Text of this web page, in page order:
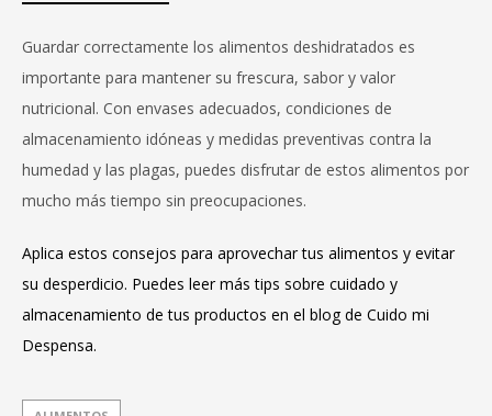
Guardar correctamente los alimentos deshidratados es
importante para mantener su frescura, sabor y valor
nutricional. Con envases adecuados, condiciones de
almacenamiento idóneas y medidas preventivas contra la
humedad y las plagas, puedes disfrutar de estos alimentos por
mucho más tiempo sin preocupaciones.
Aplica estos consejos para aprovechar tus alimentos y evitar
su desperdicio. Puedes leer más tips sobre cuidado y
almacenamiento de tus productos en el blog de Cuido mi
Despensa.